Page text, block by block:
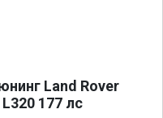
Land Rover
177 лс